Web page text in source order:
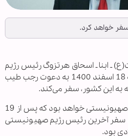
خواهد کرد.
ـ ابنا ـ اسحاق هرتزوگ رئیس رژیم
صهیونیستی روز چهارشنبه 18 اسفند 1400 به دعوت رجب طیب
به این کشور، سفر می‌کند.
هرتزوگ اولین رئیس رژیم صهیونیستی خواهد بود که پس از 19
سفر آخرین رئیس رژیم صهیونیستی